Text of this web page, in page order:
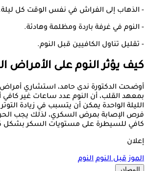
- الذهاب إلى الفراش في نفس الوقت كل
- النوم في غرفة باردة ومظلمة وهادئة.
- تقليل تناول الكافيين قبل النوم.
كيف يؤثر النوم على الأمراض
أوضحت الدكتورة ندى حامد، استشاري
الليلة الواحدة يمكن أن يتسبب في زيادة
فرص الإصابة بمرض السكري، لذلك يجب
كافي للسيطرة على مستويات السكر بشكل
إعلان
الموز قبل النوم النوم
المصادر